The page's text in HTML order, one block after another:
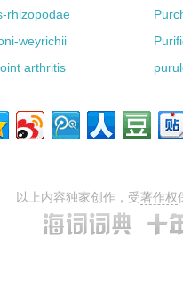
rhizopodae
weyrichii
arthritis
以上内容独家创作，受著作权